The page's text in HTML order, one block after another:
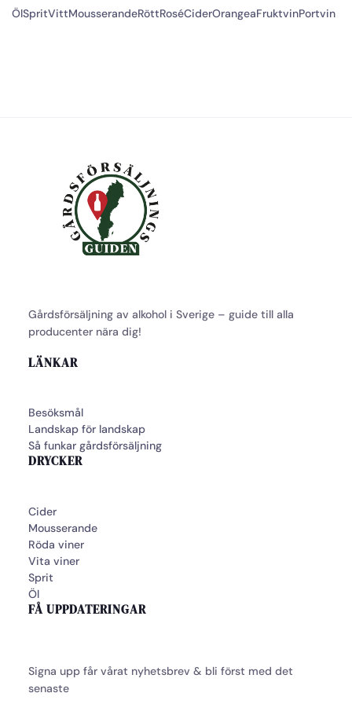
ÖlSpritVittMousserandeRöttRoséCiderOrangeaFruktvinPortvin
Gårdsförsäljning av alkohol i Sverige – guide till alla
producenter nära dig!
LÄNKAR
Besöksmål
Landskap för landskap
Så funkar gårdsförsäljning
DRYCKER
Cider
Mousserande
Röda viner
Vita viner
Sprit
Öl
FÅ UPPDATERINGAR
Signa upp får vårat nyhetsbrev & bli först med det
senaste